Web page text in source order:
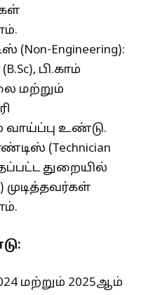
(Non-Engineering):
பி.காம்
மற்றும்
உண்டு.
(Technician
துறையில்
முடித்தவர்கள்
மற்றும் 2025ஆம்